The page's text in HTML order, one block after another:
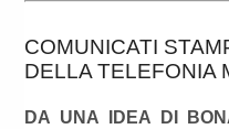
COMUNICATI
DELLA TELEFONIA
DA UNA IDEA DI